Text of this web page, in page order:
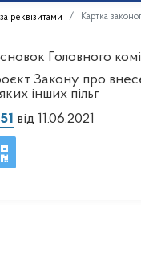
реквізитами Картка
Головного
Закону про
інших пільг
від 11.06.2021